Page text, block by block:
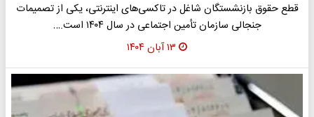
قطع حقوق بازنشستگان شاغل در تاکسی‌های اینترنتی، یکی از تصمیمات
جنجالی سازمان تأمین اجتماعی در سال ۱۴۰۴ است.…
۱۳ آبان ۱۴۰۴